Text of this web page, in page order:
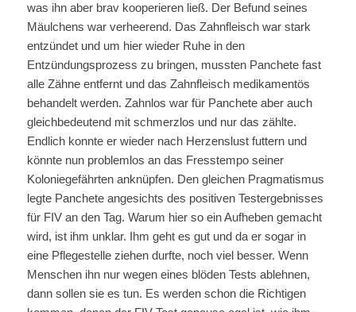
was ihn aber brav kooperieren ließ. Der Befund seines
Mäulchens war verheerend. Das Zahnfleisch war stark
entzündet und um hier wieder Ruhe in den
Entzündungsprozess zu bringen, mussten Panchete fast
alle Zähne entfernt und das Zahnfleisch medikamentös
behandelt werden. Zahnlos war für Panchete aber auch
gleichbedeutend mit schmerzlos und nur das zählte.
Endlich konnte er wieder nach Herzenslust futtern und
könnte nun problemlos an das Fresstempo seiner
Koloniegefährten anknüpfen. Den gleichen Pragmatismus
legte Panchete angesichts des positiven Testergebnisses
für FIV an den Tag. Warum hier so ein Aufheben gemacht
wird, ist ihm unklar. Ihm geht es gut und da er sogar in
eine Pflegestelle ziehen durfte, noch viel besser. Wenn
Menschen ihn nur wegen eines blöden Tests ablehnen,
dann sollen sie es tun. Es werden schon die Richtigen